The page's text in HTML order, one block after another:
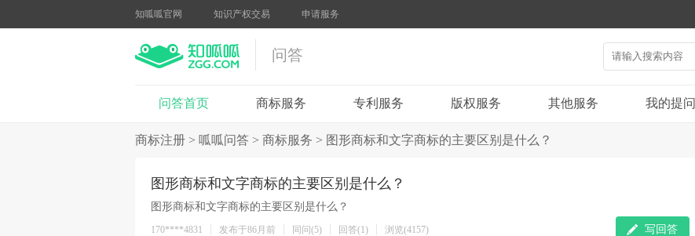
知呱呱官网 知识产权交易 申请服务
问答
问答首页 商标服务 专利服务 版权服务 其他服务 我的提问
商标注册 > 呱呱问答 > 商标服务 > 图形商标和文字商标的主要区别是什么？
图形商标和文字商标的主要区别是什么？
图形商标和文字商标的主要区别是什么？
170****4831 发布于86月前 同问(5) 回答(1) 浏览(4157) 写回答